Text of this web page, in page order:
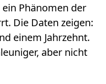
Phänomen der
Die Daten zeigen:
einem Jahrzehnt.
aber nicht